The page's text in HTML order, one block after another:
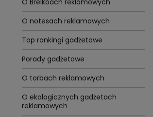
O Brelkoach reklamowych
O notesach reklamowych
Top rankingi gadżetowe
Porady gadżetowe
O torbach reklamowych
O ekologicznych gadżetach
reklamowych